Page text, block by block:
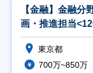
【金融】金融分
画・推進担当
東京都
700万~850万